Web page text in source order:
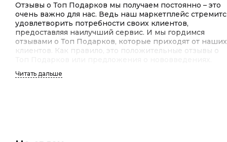
Отзывы о Топ Подарков мы получаем постоянно – это
очень важно для нас. Ведь наш маркетплейс
удовлетворить потребности своих клиентов,
предоставляя наилучший сервис. И мы гордимся
отзывами о Топ Подарков, которые приходят от наших
клиентов. Как правило, это положительные отзывы о
тем, что среди отзывов клиентов о Топ Подарков
Читать дальше